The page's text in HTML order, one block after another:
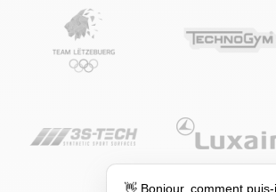
👋 Bonjour, comment